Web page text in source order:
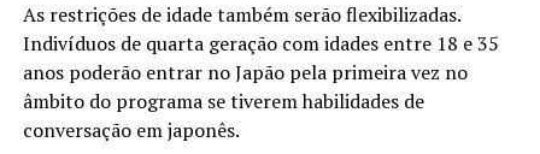
As restrições de idade também serão flexibilizadas.
Indivíduos de quarta geração com idades entre 18 e 35
anos poderão entrar no Japão pela primeira vez no
âmbito do programa se tiverem habilidades de
conversação em japonês.